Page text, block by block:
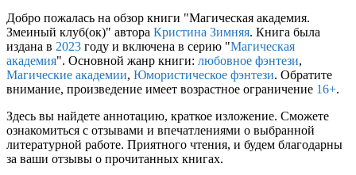
Добро пожалась на обзор книги "Магическая академия.
Змеиный клуб(ок)" автора Кристина Зимняя. Книга была
издана в 2023 году и включена в серию "Магическая
академия". Основной жанр книги: любовное фэнтези,
Магические академии, Юмористическое фэнтези. Обратите
внимание, произведение имеет возрастное ограничение 16+.
Здесь вы найдете аннотацию, краткое изложение. Сможете
ознакомиться с отзывами и впечатлениями о выбранной
литературной работе. Приятного чтения, и будем благодарны
за ваши отзывы о прочитанных книгах.